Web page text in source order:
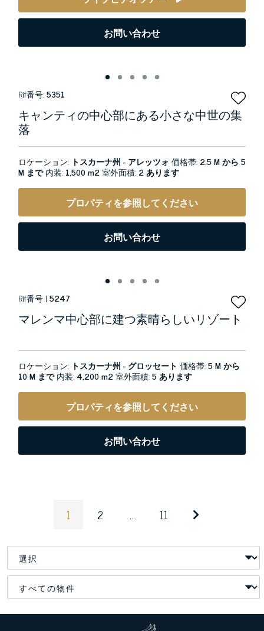
お問い合わせ
Rif番号:5351
キャンティの中心部にある小さな中世の集
落
ロケーション: トスカーナ州 - アレッツォ 価格帯: 2.5 M から 5
M まで内装: 1,500 m2室外面積: 2 あります
プロパティを参照してください
お問い合わせ
Rif番号 | 5247
マレンマ中心部に建つ素晴らしいリゾート
ロケーション: トスカーナ州 - グロッセート 価格帯:5 M から
10 M まで内装: 4,200 m2室外面積:5 あります
プロパティを参照してください
お問い合わせ
1 2 ... 11